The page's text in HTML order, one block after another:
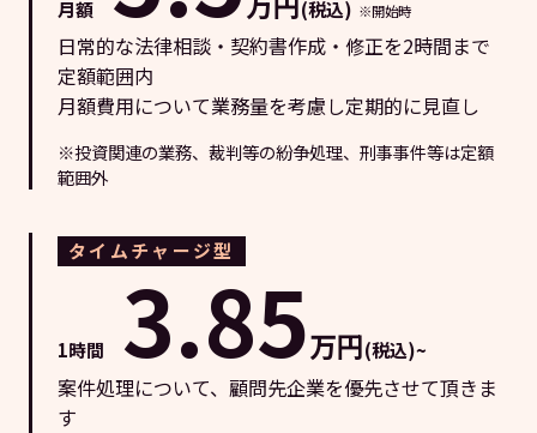
月額 (税込) ※開始時
日常的な法律相談・契約書作成・修正を2時間まで
定額範囲内
月額費用について業務量を考慮し定期的に見直し
※投資関連の業務、裁判等の紛争処理、刑事事件等は定額
範囲外
タイムチャージ型
1時間 3.85万円(税込)~
案件処理について、顧問先企業を優先させて頂きま
す